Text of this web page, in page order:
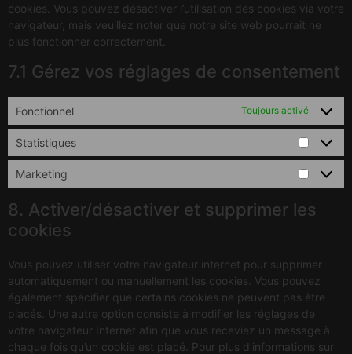
cookies. Vous pouvez désactiver l’utilisation des cookies via votre
navigateur, mais veuillez noter que notre site web pourrait ne
plus fonctionner correctement.
7.1 Gérez vos réglages de consentement
Fonctionnel Toujours activé
Statistiques
Marketing
8. Activer/désactiver et supprimer les
cookies
Vous pouvez utiliser votre navigateur internet pour supprimer
automatiquement ou manuellement les cookies. Vous pouvez
également spécifier que certains cookies ne peuvent pas être
placés. Une autre option consiste à modifier les réglages de
votre navigateur Internet afin que vous receviez un message à
chaque fois qu’un cookie est placé. Pour plus d’informations sur